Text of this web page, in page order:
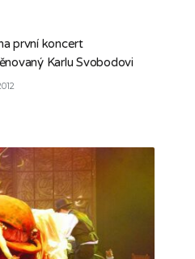
první koncert
Karlu Svobodovi